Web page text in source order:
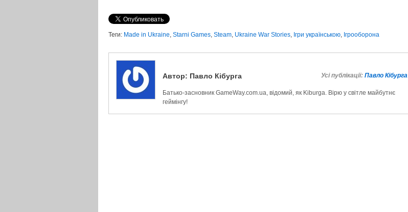
Теги: Made in Ukraine, Starni Games, Steam, Ukraine War Stories, Ігри українською, Ігрооборона
Автор: Павло Кібурга Усі публікації: Павло Кібурга
Батько-засновник GameWay.com.ua, відомий, як Kiburga. Вірю у світле майбутнє
геймінгу!